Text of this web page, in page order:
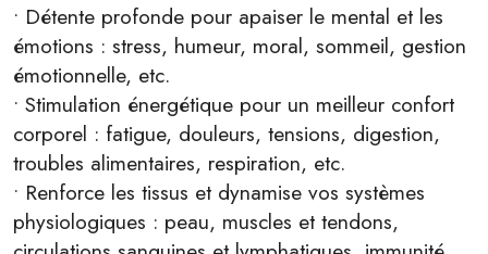
• Détente profonde pour apaiser le mental et les
émotions : stress, humeur, moral, sommeil, gestion
émotionnelle, etc.
• Stimulation énergétique pour un meilleur confort
corporel : fatigue, douleurs, tensions, digestion,
troubles alimentaires, respiration, etc.
• Renforce les tissus et dynamise vos systèmes
physiologiques : peau, muscles et tendons,